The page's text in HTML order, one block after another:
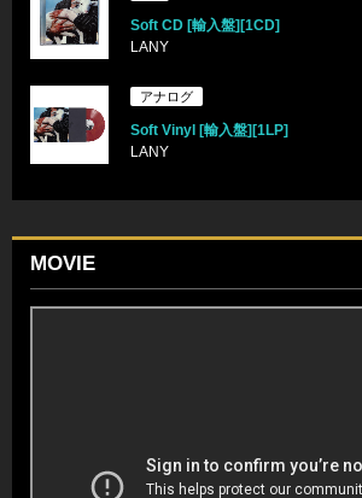
Soft CD [輸入盤][1CD]
LANY
アナログ
Soft Vinyl [輸入盤][1LP]
LANY
MOVIE